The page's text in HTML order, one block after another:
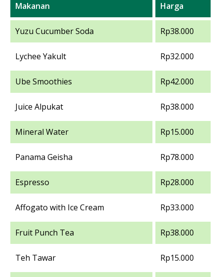
Makanan Harga
Yuzu Cucumber Soda Rp38.000
Lychee Yakult Rp32.000
Ube Smoothies Rp42.000
Juice Alpukat Rp38.000
Mineral Water Rp15.000
Panama Geisha Rp78.000
Espresso Rp28.000
Affogato with Ice Cream Rp33.000
Fruit Punch Tea Rp38.000
Teh Tawar Rp15.000